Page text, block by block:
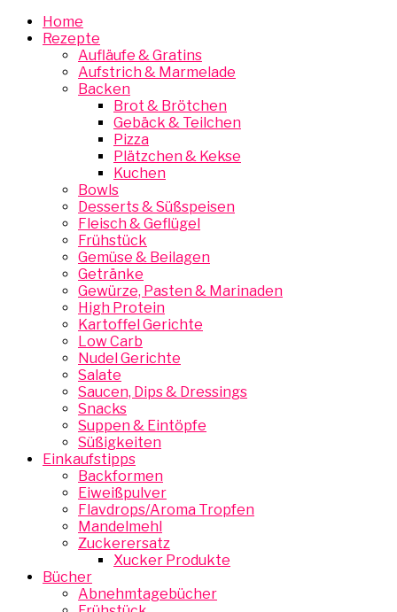
Home
Rezepte
Aufläufe & Gratins
Aufstrich & Marmelade
Backen
Brot & Brötchen
Gebäck & Teilchen
Pizza
Plätzchen & Kekse
Kuchen
Bowls
Desserts & Süßspeisen
Fleisch & Geflügel
Frühstück
Gemüse & Beilagen
Getränke
Gewürze, Pasten & Marinaden
High Protein
Kartoffel Gerichte
Low Carb
Nudel Gerichte
Salate
Saucen, Dips & Dressings
Snacks
Suppen & Eintöpfe
Süßigkeiten
Einkaufstipps
Backformen
Eiweißpulver
Flavdrops/Aroma Tropfen
Mandelmehl
Zuckerersatz
Xucker Produkte
Bücher
Abnehmtagebücher